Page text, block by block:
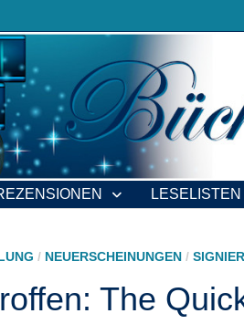
LESELISTEN
/ NEUERSCHEINUNGEN /
The